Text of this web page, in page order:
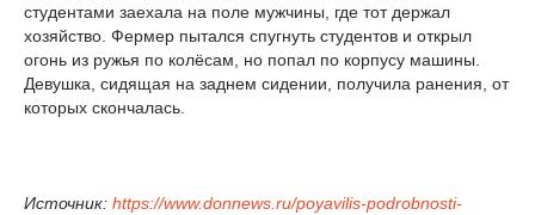
студентами заехала на поле мужчины, где тот держал
хозяйство. Фермер пытался спугнуть студентов и открыл
огонь из ружья по колёсам, но попал по корпусу машины.
Девушка, сидящая на заднем сидении, получила ранения, от
которых скончалась.
Источник: https://www.donnews.ru/poyavilis-podrobnosti-